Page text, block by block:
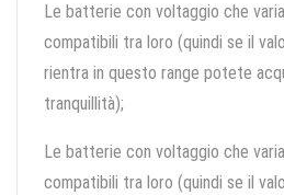
Le batterie con voltaggio che
compatibili tra loro (quindi se il
rientra in questo range potete
tranquillità);
Le batterie con voltaggio che
compatibili tra loro (quindi se il